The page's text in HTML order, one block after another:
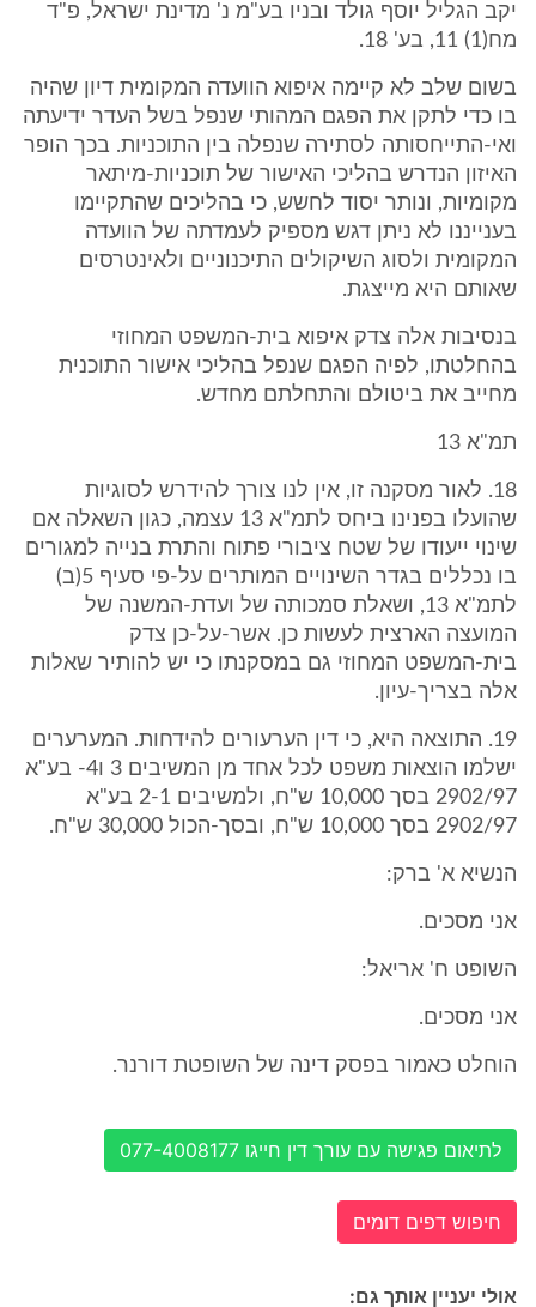
יקב הגליל יוסף גולד ובניו בע"מ נ' מדינת ישראל, פ"ד
מח(1) 11, בע' 18.
בשום שלב לא קיימה איפוא הוועדה המקומית דיון שהיה
בו כדי לתקן את הפגם המהותי שנפל בשל העדר ידיעתה
ואי-התייחסותה לסתירה שנפלה בין התוכניות. בכך הופר
האיזון הנדרש בהליכי האישור של תוכניות-מיתאר
מקומיות, ונותר יסוד לחשש, כי בהליכים שהתקיימו
בענייננו לא ניתן דגש מספיק לעמדתה של הוועדה
המקומית ולסוג השיקולים התיכנוניים ולאינטרסים
שאותם היא מייצגת.
בנסיבות אלה צדק איפוא בית-המשפט המחוזי
בהחלטתו, לפיה הפגם שנפל בהליכי אישור התוכנית
מחייב את ביטולם והתחלתם מחדש.
תמ"א 13
18. לאור מסקנה זו, אין לנו צורך להידרש לסוגיות
שהועלו בפנינו ביחס לתמ"א 13 עצמה, כגון השאלה אם
שינוי ייעודו של שטח ציבורי פתוח והתרת בנייה למגורים
בו נכללים בגדר השינויים המותרים על-פי סעיף 5(ב)
לתמ"א 13, ושאלת סמכותה של ועדת-המשנה של
המועצה הארצית לעשות כן. אשר-על-כן צדק
בית-המשפט המחוזי גם במסקנתו כי יש להותיר שאלות
אלה בצריך-עיון.
19. התוצאה היא, כי דין הערעורים להידחות. המערערים
ישלמו הוצאות משפט לכל אחד מן המשיבים 3 ו4- בע"א
2902/97 בסך 10,000 ש"ח, ולמשיבים 2-1 בע"א
2902/97 בסך 10,000 ש"ח, ובסך-הכול 30,000 ש"ח.
הנשיא א' ברק:
אני מסכים.
השופט ח' אריאל:
אני מסכים.
הוחלט כאמור בפסק דינה של השופטת דורנר.
לתיאום פגישה עם עורך דין חייגו 077-4008177
חיפוש דפים דומים
אולי יעניין אותך גם: